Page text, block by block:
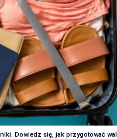
Dowiedz się, jak przygotować